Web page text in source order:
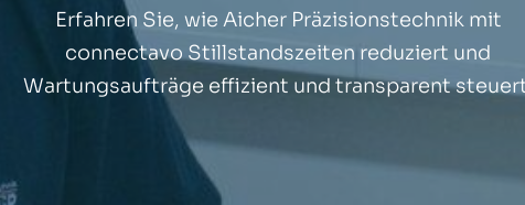
Erfahren Sie, wie Aicher Präzisionstechnik mit
connectavo Stillstandszeiten reduziert und
Wartungsaufträge effizient und transparent